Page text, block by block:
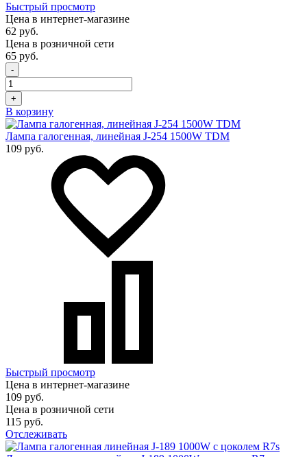
Быстрый просмотр
Цена в интернет-магазине
62 руб.
Цена в розничной сети
65 руб.
-
+
В корзину
Лампа галогенная, линейная J-254 1500W TDM
109 руб.
Быстрый просмотр
Цена в интернет-магазине
109 руб.
Цена в розничной сети
115 руб.
Отслеживать